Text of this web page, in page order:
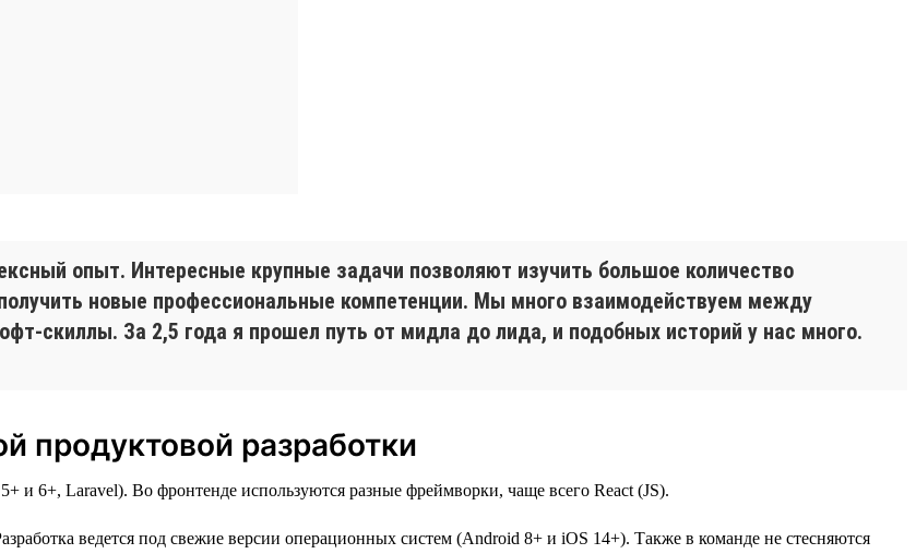
опыт. Интересные крупные задачи позволяют изучить большое количество
новые профессиональные компетенции. Мы много взаимодействуем между
скиллы. За 2,5 года я прошел путь от мидла до лида, и подобных историй у нас много.
продуктовой разработки
и 6+, Laravel). Во фронтенде используются разные фреймворки, чаще всего React (JS).
ведется под свежие версии операционных систем (Android 8+ и iOS 14+). Также в команде не стесняются